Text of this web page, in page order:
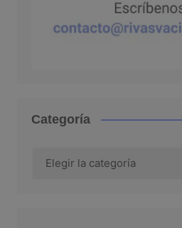
Categoría